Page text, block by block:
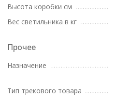
Высота коробки см
Вес светильника в кг
Прочее
Назначение
Тип трекового товара